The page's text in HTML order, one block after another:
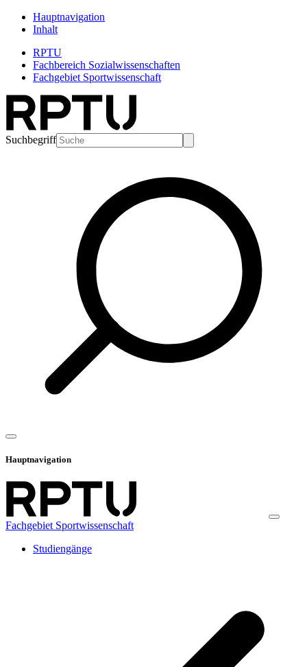
Hauptnavigation
Inhalt
RPTU
Fachbereich Sozialwissenschaften
Fachgebiet Sportwissenschaft
Suchbegriff
Hauptnavigation
Fachgebiet Sportwissenschaft
Studiengänge